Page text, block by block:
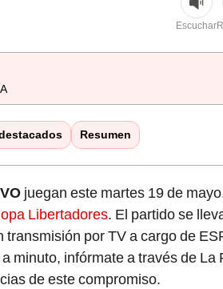
Escuchar
Resumen
juegan este martes 19 de
Libertadores. El partido se
transmisión por TV a cargo de
minuto, infórmate a través de La
de este compromiso.